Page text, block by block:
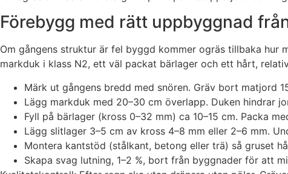
Förebygg med rätt uppbyggnad
Om gångens struktur är fel byggd kommer ogräs tillbaka hur
markduk i klass N2, ett väl packat bärlager och ett hårt,
Märk ut gångens bredd med snören. Gräv bort matjord
Lägg markduk med 20–30 cm överlapp. Duken hindrar
Fyll på bärlager (kross 0–32 mm) ca 10–15 cm. Packa
Lägg slitlager 3–5 cm av kross 4–8 mm eller 2–6 mm.
Montera kantstöd (stålkant, betong eller trä) så gruset
Skapa svag lutning, 1–2 %, bort från byggnader för att